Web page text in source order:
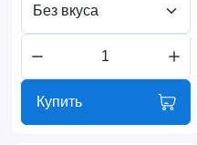
Без вкуса
Купить